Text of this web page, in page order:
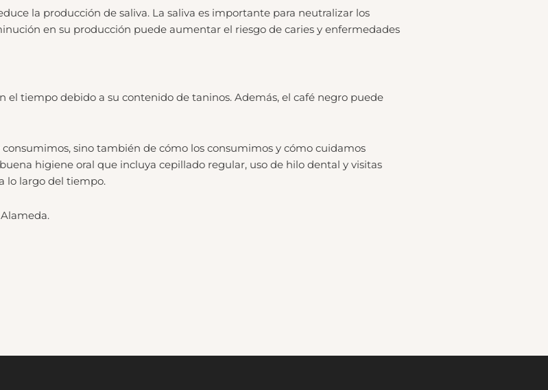
la producción de saliva. La saliva es importante para neutralizar los
en su producción puede aumentar el riesgo de caries y enfermedades
tiempo debido a su contenido de taninos. Además, el café negro puede
sino también de cómo los consumimos y cómo cuidamos
higiene oral que incluya cepillado regular, uso de hilo dental y visitas
lo largo del tiempo.